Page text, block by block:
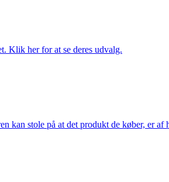
Klik her for at se deres udvalg.
kan stole på at det produkt de køber, er